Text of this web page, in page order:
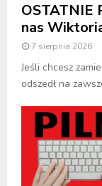
OSTATNIE
nas
7 sierpnia 2026
Jeśli chcesz
odszedł na